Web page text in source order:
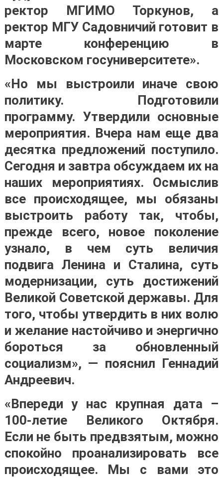
ректор МГИМО Торкунов, а
ректор МГУ Садовничий готовит в
марте конференцию в
Московском госуниверситете».
«Но мы выстроили иначе свою
политику. Подготовили
программу. Утвердили основные
мероприятия. Вчера нам еще два
десятка предложений поступило.
Сегодня и завтра обсуждаем их на
наших мероприятиях. Осмыслив
все происходящее, мы обязаны
выстроить работу так, чтобы,
прежде всего, новое поколение
узнало, в чем суть величия
подвига Ленина и Сталина, суть
модернизации, суть достижений
Великой Советской державы. Для
того, чтобы утвердить в них волю
и желание настойчиво и энергично
бороться за обновленный
социализм», — пояснил Геннадий
Андреевич.
«Впереди у нас крупная дата –
100-летие Великого Октября.
Если не быть предвзятым, можно
спокойно проанализировать все
происходящее. Мы с вами это